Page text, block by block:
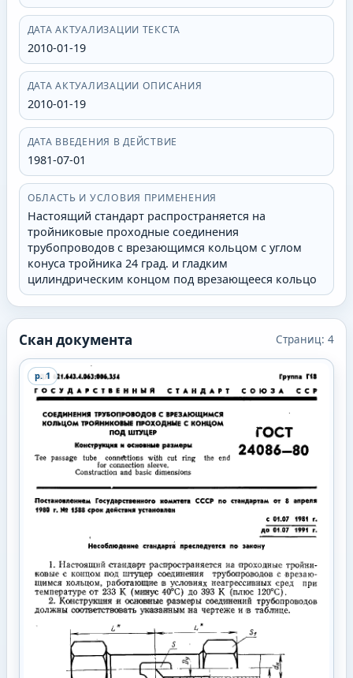
ДАТА АКТУАЛИЗАЦИИ ТЕКСТА
2010-01-19
ДАТА АКТУАЛИЗАЦИИ ОПИСАНИЯ
2010-01-19
ДАТА ВВЕДЕНИЯ В ДЕЙСТВИЕ
1981-07-01
ОБЛАСТЬ И УСЛОВИЯ ПРИМЕНЕНИЯ
Настоящий стандарт распространяется на
тройниковые проходные соединения
трубопроводов с врезающимся кольцом с углом
конуса тройника 24 град. и гладким
цилиндрическим концом под врезающееся кольцо
Скан документа Страниц:4
p.1